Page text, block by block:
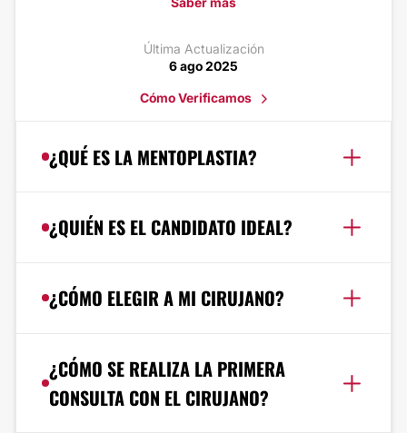
Última Actualización
6 ago 2025
Cómo Verificamos
¿QUÉ ES LA MENTOPLASTIA?
¿QUIÉN ES EL CANDIDATO IDEAL?
¿CÓMO ELEGIR A MI CIRUJANO?
¿CÓMO SE REALIZA LA PRIMERA
CONSULTA CON EL CIRUJANO?